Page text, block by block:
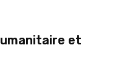
et